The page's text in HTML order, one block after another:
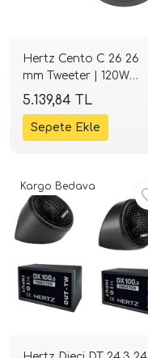
Setleri)
Hertz Cento C 26 26
mm Tweeter | 120W
Peak 4 Ohm | SPLHIFI
5.139,84 TL
Kargo Bedava